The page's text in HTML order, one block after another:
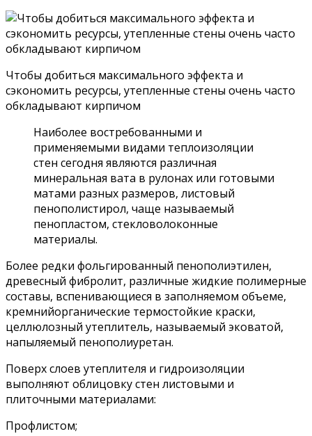
Чтобы добиться максимального эффекта и
сэкономить ресурсы, утепленные стены очень часто
обкладывают кирпичом
Наиболее востребованными и
применяемыми видами теплоизоляции
стен сегодня являются различная
минеральная вата в рулонах или готовыми
матами разных размеров, листовый
пенополистирол, чаще называемый
пенопластом, стекловолоконные
материалы.
Более редки фольгированный пенополиэтилен,
древесный фибролит, различные жидкие полимерные
составы, вспенивающиеся в заполняемом объеме,
кремнийорганические термостойкие краски,
целлюлозный утеплитель, называемый эковатой,
напыляемый пенополиуретан.
Поверх слоев утеплителя и гидроизоляции
выполняют облицовку стен листовыми и
плиточными материалами:
Профлистом;